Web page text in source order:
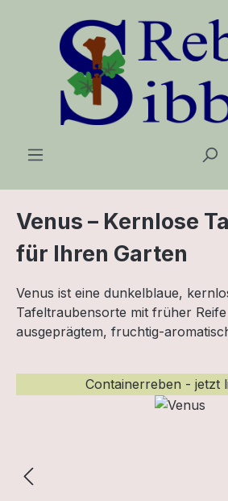
Zum Hauptinhalt springen
Venus – Kernlose
für Ihren Garten
Venus ist eine dunkelblaue,
Tafeltraubensorte mit früher
ausgeprägtem, fruchtig-
Bildergalerie überspringen
Containerreben - jetzt